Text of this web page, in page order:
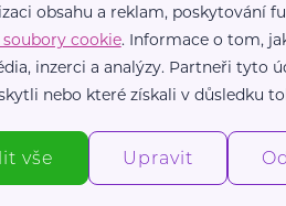
mosazi a mědi,
skvrn od rzi,
vzduchu.
obsahu a reklam, poskytování
cookie. Informace o tom,
inzerci a analýzy. Partneři tyto
nebo které získali v důsledku
vše Upravit